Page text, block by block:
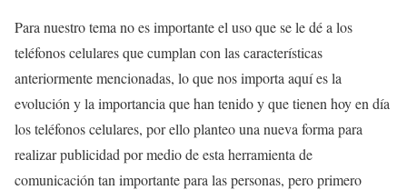
Para nuestro tema no es importante el uso que se le dé a los
teléfonos celulares que cumplan con las características
anteriormente mencionadas, lo que nos importa aquí es la
evolución y la importancia que han tenido y que tienen hoy en día
los teléfonos celulares, por ello planteo una nueva forma para
realizar publicidad por medio de esta herramienta de
comunicación tan importante para las personas, pero primero